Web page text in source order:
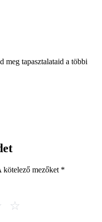
meg tapasztalataid a többi
kötelező mezőket *